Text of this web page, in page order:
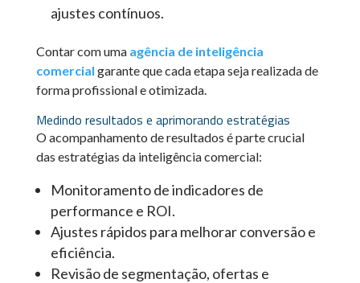
ajustes contínuos.
Contar com uma agência de inteligência
comercial garante que cada etapa seja realizada de
forma profissional e otimizada.
Medindo resultados e aprimorando estratégias
O acompanhamento de resultados é parte crucial
das estratégias da inteligência comercial:
Monitoramento de indicadores de
performance e ROI.
Ajustes rápidos para melhorar conversão e
eficiência.
Revisão de segmentação, ofertas e